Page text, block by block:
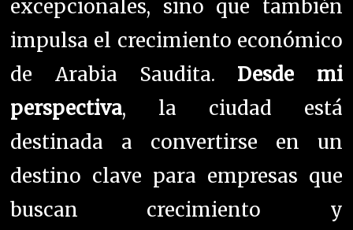
excepcionales, sino que también
impulsa el crecimiento económico
de Arabia Saudita. Desde mi
perspectiva, la ciudad está
destinada a convertirse en un
destino clave para empresas que
buscan crecimiento y